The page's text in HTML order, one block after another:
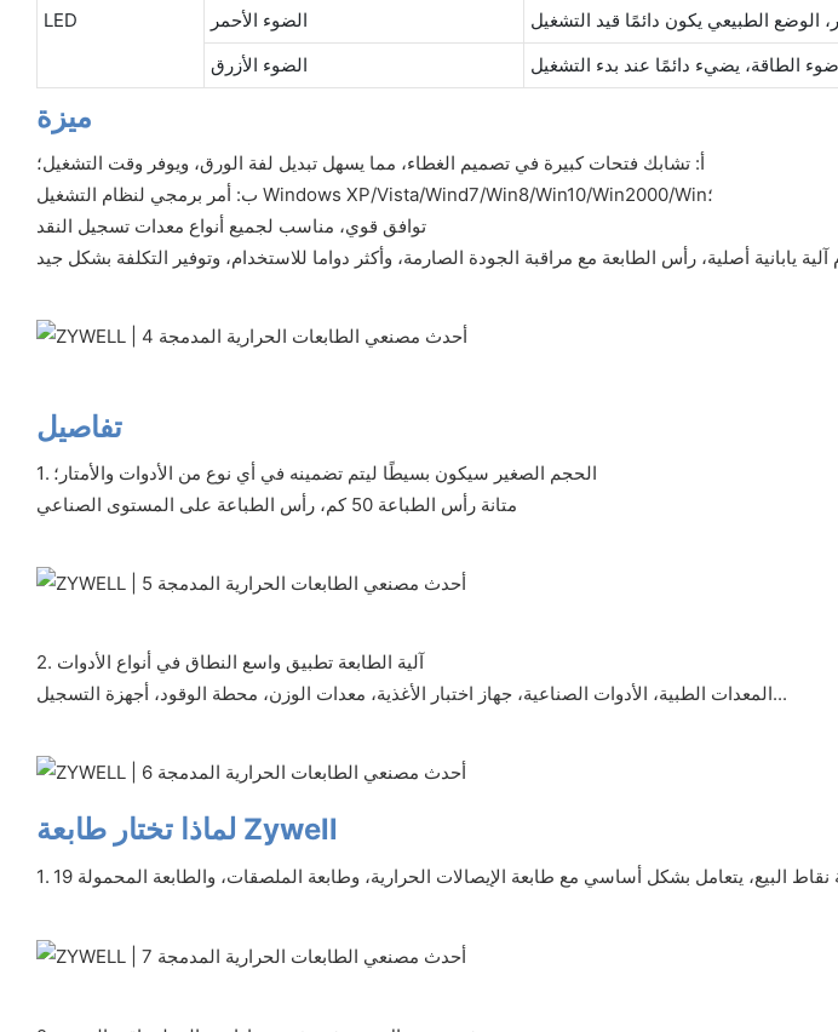
LED
الضوء الأحمر
الوضع الطبيعي يكون دائمًا قيد التشغيل
الضوء الأزرق
ضوء الطاقة، يضيء دائمًا عند بدء التشغيل
ميزة
أ: تشابك فتحات كبيرة في تصميم الغطاء، مما يسهل تبديل لفة الورق، ويوفر وقت التشغيل؛
ب: أمر برمجي لنظام التشغيل Windows XP/Vista/Wind7/Win8/Win10/Win2000/Win؛
توافق قوي، مناسب لجميع أنواع معدات تسجيل النقد
تفاصيل
1. الحجم الصغير سيكون بسيطًا ليتم تضمينه في أي نوع من الأدوات والأمتار؛
متانة رأس الطباعة 50 كم، رأس الطباعة على المستوى الصناعي
2. آلية الطابعة تطبيق واسع النطاق في أنواع الأدوات
المعدات الطبية، الأدوات الصناعية، جهاز اختبار الأغذية، معدات الوزن، محطة الوقود، أجهزة التسجيل...
لماذا تختار طابعة Zywell
نقاط البيع، يتعامل بشكل أساسي مع طابعة الإيصالات الحرارية، وطابعة الملصقات، والطابعة المحمولة